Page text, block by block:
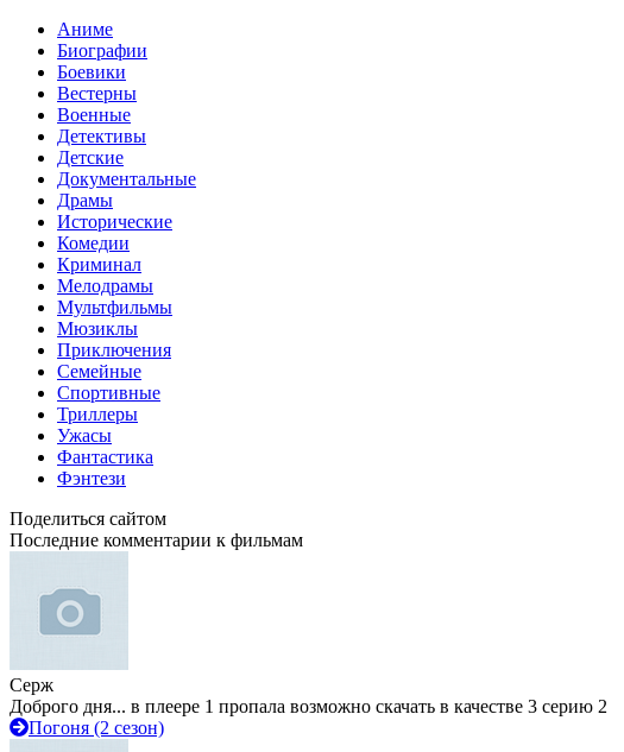
Аниме
Биографии
Боевики
Вестерны
Военные
Детективы
Детские
Документальные
Драмы
Исторические
Комедии
Криминал
Мелодрамы
Мультфильмы
Мюзиклы
Приключения
Семейные
Спортивные
Триллеры
Ужасы
Фантастика
Фэнтези
Поделиться сайтом
Последние комментарии к фильмам
Серж
Доброго дня... в плеере 1 пропала возможно скачать в качестве 3 серию 2
Погоня (2 сезон)